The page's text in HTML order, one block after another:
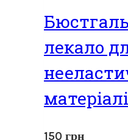
лекало
150 грн